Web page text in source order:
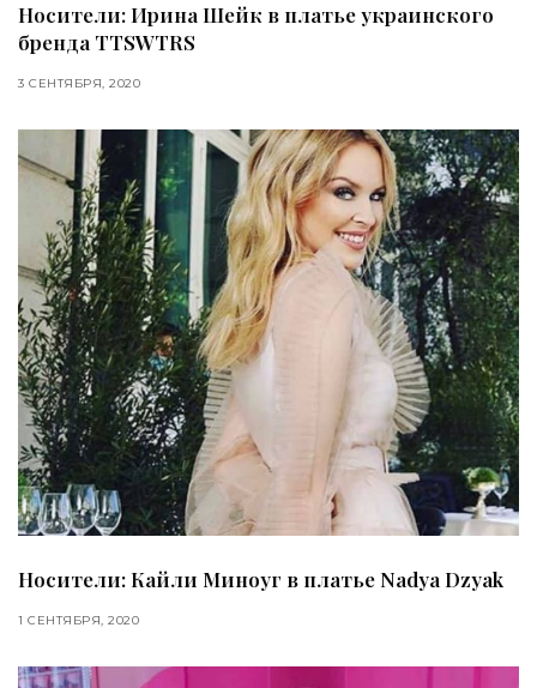
Носители: Ирина Шейк в платье украинского
бренда TTSWTRS
3 СЕНТЯБРЯ, 2020
Носители: Кайли Миноуг в платье Nadya Dzyak
1 СЕНТЯБРЯ, 2020